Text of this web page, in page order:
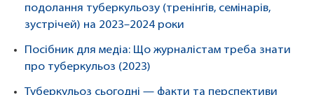
подолання туберкульозу (тренінгів, семінарів,
зустрічей) на 2023–2024 роки
Посібник для медіа: Що журналістам треба знати
про туберкульоз (2023)
Туберкульоз сьогодні — факти та перспективи